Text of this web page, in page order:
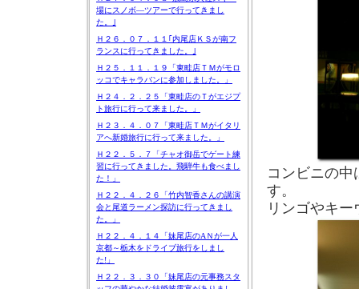
場にスノボ―ツアーで行ってきまし
た。｣
Ｈ２６．０７．１１｢内尾店ＫＳが南フ
ランスに行ってきました。｣
Ｈ２５．１１．１９「東畦店ＴＭがモロ
ッコでキャラバンに参加しました。」
Ｈ２４．２．２５「東畦店のＴがエジプ
ト旅行に行って来ました。」
Ｈ２３．４．０７「東畦店ＴＭがイタリ
アへ新婚旅行に行って来ました。」
Ｈ２２．５．７「チャオ御岳でゲート練
習に行ってきました。飛騨牛も食べまし
た！」
Ｈ２２．４．２６「竹内智香さんの講演
会と尾道ラーメン探訪に行ってきまし
た。」
Ｈ２２．４．１４「妹尾店のAＮが一人
京都～栃木をドライブ旅行をしまし
た!」
Ｈ２２．３．３０「妹尾店の元事務スタ
コンビニの
す。
リンゴやキ